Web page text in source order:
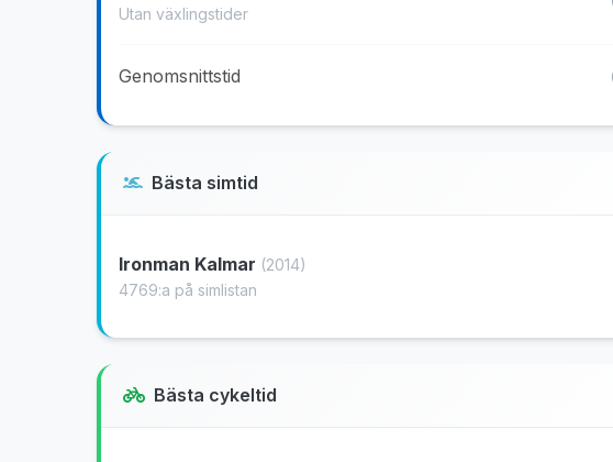
Utan växlingstider
Genomsnittstid
Bästa simtid
Ironman Kalmar (2014)
4769:a på simlistan
Bästa cykeltid